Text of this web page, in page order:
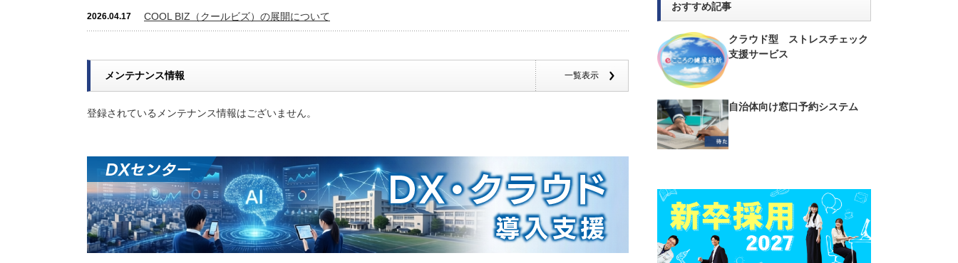
2026.04.17 COOL BIZ（クールビズ）の展開について
メンテナンス情報 一覧表示
登録されているメンテナンス情報はございません。
おすすめ記事
クラウド型 ストレスチェック
支援サービス
自治体向け窓口予約システム